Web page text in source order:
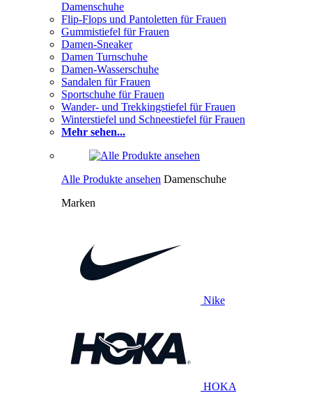
Damenschuhe
Flip-Flops und Pantoletten für Frauen
Gummistiefel für Frauen
Damen-Sneaker
Damen Turnschuhe
Damen-Wasserschuhe
Sandalen für Frauen
Sportschuhe für Frauen
Wander- und Trekkingstiefel für Frauen
Winterstiefel und Schneestiefel für Frauen
Mehr sehen...
Alle Produkte ansehen Damenschuhe
Marken
Nike
HOKA